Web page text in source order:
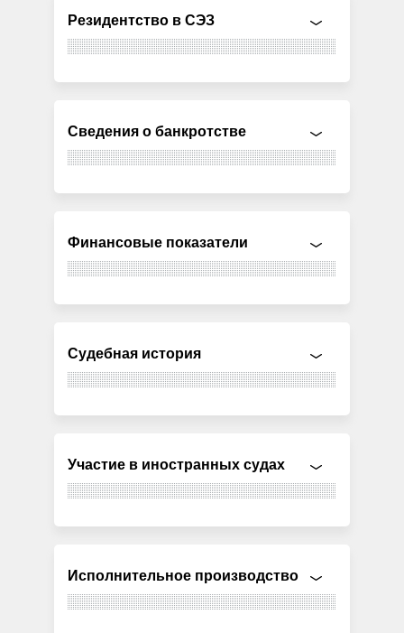
Резидентство в СЭЗ
Сведения о банкротстве
Финансовые показатели
Судебная история
Участие в иностранных судах
Исполнительное производство